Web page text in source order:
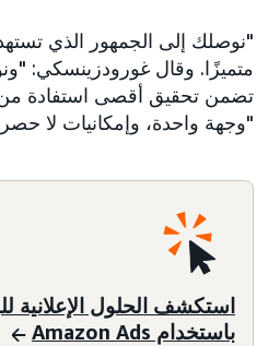
"نوصلك إلى الجمهور الذي
متميزًا. وقال غورودزينسكي:
تضمن تحقيق أقصى استفادة من
"وجهة واحدة، وإمكانيات لا حصر
استكشف الحلول الإعلانية
باستخدام Amazon Ads